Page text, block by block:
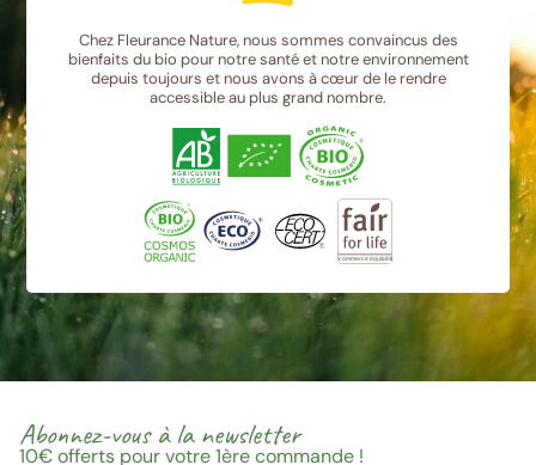
Chez Fleurance Nature, nous sommes convaincus des
bienfaits du bio pour notre santé et notre environnement
depuis toujours et nous avons à cœur de le rendre
accessible au plus grand nombre.
Abonnez-vous à la newsletter
10€offerts pour votre 1ère commande !